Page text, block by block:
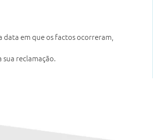
em que os factos ocorreram,
reclamação.